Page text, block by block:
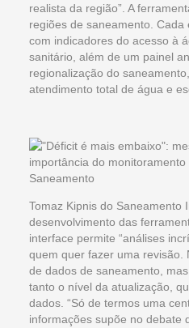
realista da região”. A
regiões de saneamento.
com indicadores do acesso à
sanitário, além de um painel
regionalização do
atendimento total de água e
Tomaz Kipnis do Saneamento
desenvolvimento das
interface permite “análises
quem quer fazer uma revisão.
de dados de saneamento,
tanto o nível da atualização,
dados. “Só de termos uma
informações supõe no debate